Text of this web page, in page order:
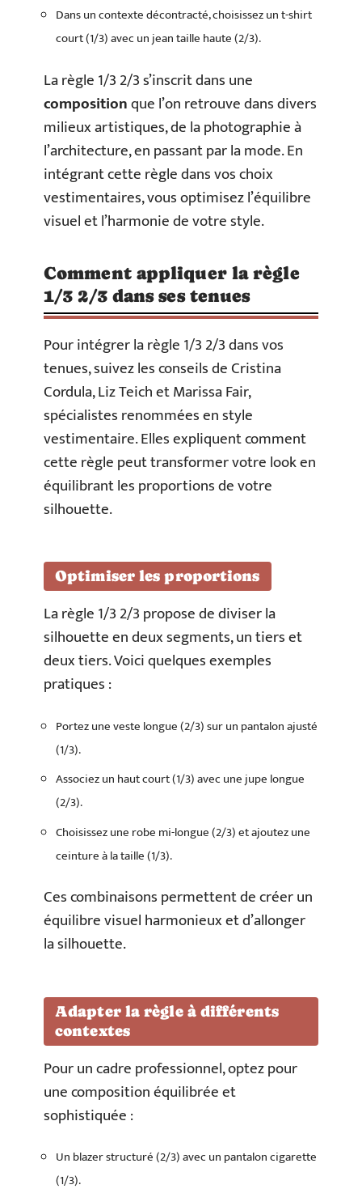
Dans un contexte décontracté, choisissez un t-shirt
court (1/3) avec un jean taille haute (2/3).
La règle 1/3 2/3 s’inscrit dans une
compositionque l’on retrouve dans divers
milieux artistiques, de la photographie à
l’architecture, en passant par la mode. En
intégrant cette règle dans vos choix
vestimentaires, vous optimisez l’équilibre
visuel et l’harmonie de votre style.
Comment appliquer la règle
1/3 2/3 dans ses tenues
Pour intégrer la règle 1/3 2/3 dans vos
tenues, suivez les conseils de Cristina
Cordula, Liz Teich et Marissa Fair,
spécialistes renommées en style
vestimentaire. Elles expliquent comment
cette règle peut transformer votre look en
équilibrant les proportions de votre
silhouette.
Optimiser les proportions
La règle 1/3 2/3 propose de diviser la
silhouette en deux segments, un tiers et
deux tiers. Voici quelques exemples
pratiques :
Portez une veste longue (2/3) sur un pantalon ajusté
(1/3).
Associez un haut court (1/3) avec une jupe longue
(2/3).
Choisissez une robe mi-longue (2/3) et ajoutez une
ceinture à la taille (1/3).
Ces combinaisons permettent de créer un
équilibre visuel harmonieux et d’allonger
la silhouette.
Adapter la règle à différents
contextes
Pour un cadre professionnel, optez pour
une composition équilibrée et
sophistiquée :
Un blazer structuré (2/3) avec un pantalon cigarette
(1/3).